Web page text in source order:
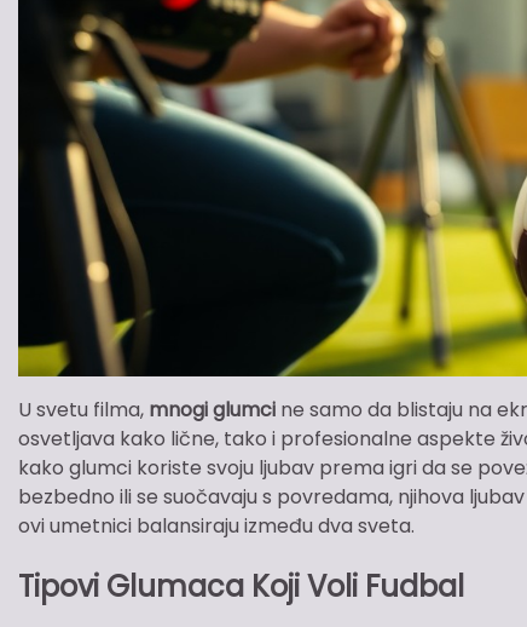
U svetu filma, mnogi glumci ne samo da blistaju na
osvetljava kako lične, tako i profesionalne aspekte
kako glumci koriste svoju ljubav prema igri da se
bezbedno ili se suočavaju s povredama, njihova
ovi umetnici balansiraju između dva sveta.
Tipovi Glumaca Koji Voli Fudbal